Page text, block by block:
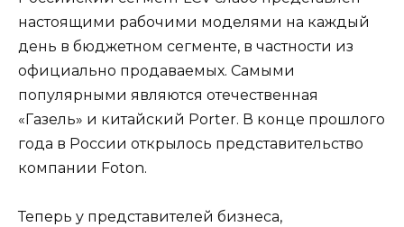
настоящими рабочими моделями на каждый
день в бюджетном сегменте, в частности из
официально продаваемых. Самыми
популярными являются отечественная
«Газель» и китайский Porter. В конце прошлого
года в России открылось представительство
компании Foton.
Теперь у представителей бизнеса,